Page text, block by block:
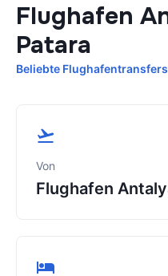
Flughafen
Patara
Beliebte
Von
Flughafen